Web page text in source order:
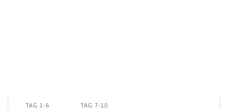
TAG 1-6 TAG 7-10